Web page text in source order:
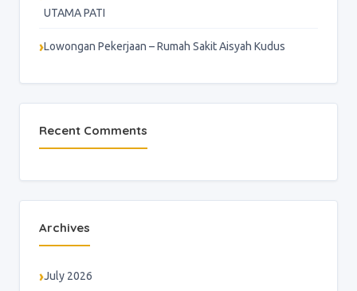
UTAMA PATI
Lowongan Pekerjaan – Rumah Sakit Aisyah Kudus
Recent Comments
Archives
July 2026